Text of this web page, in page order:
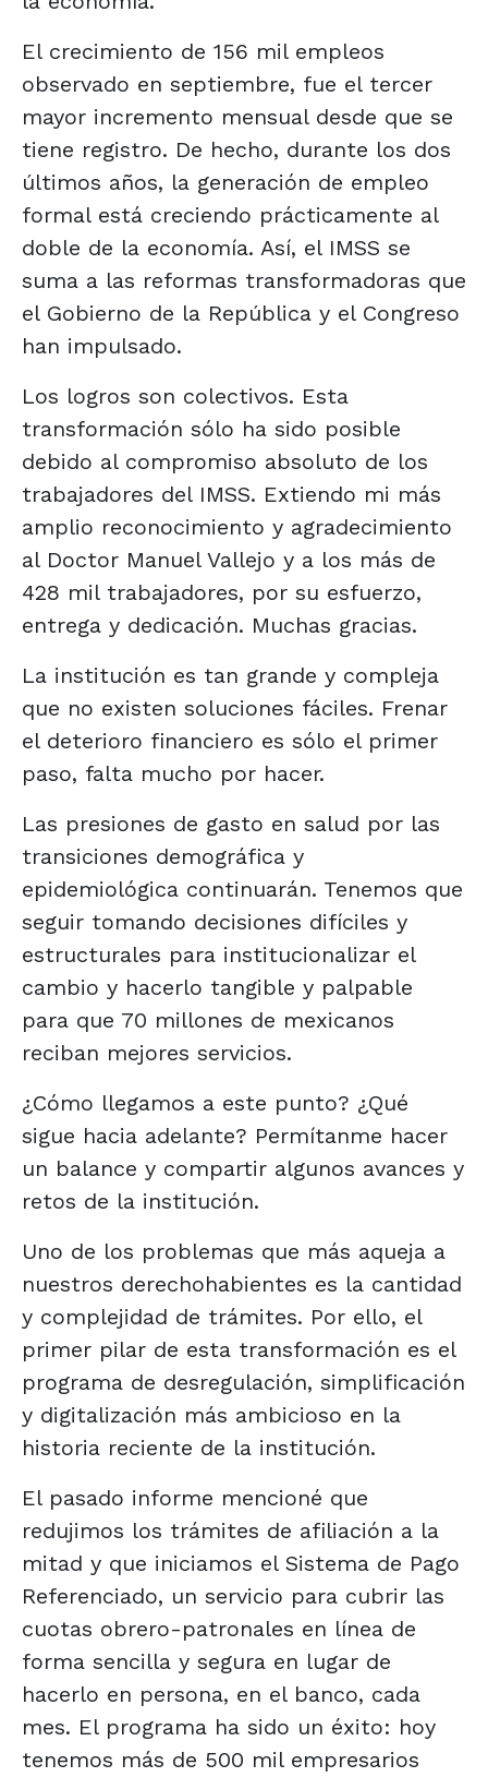
El crecimiento de 156 mil empleos
observado en septiembre, fue el tercer
mayor incremento mensual desde que se
tiene registro. De hecho, durante los dos
últimos años, la generación de empleo
formal está creciendo prácticamente al
doble de la economía. Así, el IMSS se
suma a las reformas transformadoras que
el Gobierno de la República y el Congreso
han impulsado.
Los logros son colectivos. Esta
transformación sólo ha sido posible
debido al compromiso absoluto de los
trabajadores del IMSS. Extiendo mi más
amplio reconocimiento y agradecimiento
al Doctor Manuel Vallejo y a los más de
428 mil trabajadores, por su esfuerzo,
entrega y dedicación. Muchas gracias.
La institución es tan grande y compleja
que no existen soluciones fáciles. Frenar
el deterioro financiero es sólo el primer
paso, falta mucho por hacer.
Las presiones de gasto en salud por las
transiciones demográfica y
epidemiológica continuarán. Tenemos que
seguir tomando decisiones difíciles y
estructurales para institucionalizar el
cambio y hacerlo tangible y palpable
para que 70 millones de mexicanos
reciban mejores servicios.
¿Cómo llegamos a este punto? ¿Qué
sigue hacia adelante? Permítanme hacer
un balance y compartir algunos avances y
retos de la institución.
Uno de los problemas que más aqueja a
nuestros derechohabientes es la cantidad
y complejidad de trámites. Por ello, el
primer pilar de esta transformación es el
programa de desregulación, simplificación
y digitalización más ambicioso en la
historia reciente de la institución.
El pasado informe mencioné que
redujimos los trámites de afiliación a la
mitad y que iniciamos el Sistema de Pago
Referenciado, un servicio para cubrir las
cuotas obrero-patronales en línea de
forma sencilla y segura en lugar de
hacerlo en persona, en el banco, cada
mes. El programa ha sido un éxito: hoy
tenemos más de 500 mil empresarios